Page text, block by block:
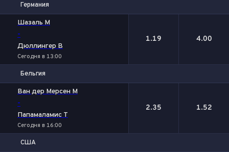
Германия
Шазаль М
-
Дюллингер В
Сегодня в 13:00
1.19 4.00
Бельгия
Ван дер Мерсен М
-
Папамаламис Т
Сегодня в 16:00
2.35 1.52
США